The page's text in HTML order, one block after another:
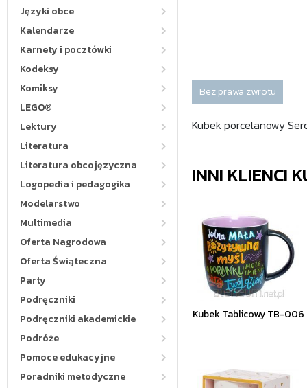
Języki obce
Kalendarze
Karnety i pocztówki
Kodeksy
Komiksy
LEGO®
Lektury
Literatura
Literatura obcojęzyczna
Logopedia i pedagogika
Modelarstwo
Multimedia
Oferta Nagrodowa
Oferta Świąteczna
Party
Podręczniki
Podręczniki akademickie
Podróże
Pomoce edukacyjne
Poradniki metodyczne
Bez prawa zwrotu
Kubek porcelanowy
INNI KLIENCI
Kubek Tablicowy TB-006